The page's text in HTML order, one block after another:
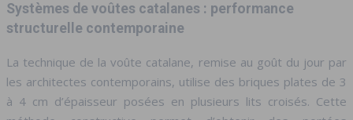
Systèmes de voûtes catalanes : performance
structurelle contemporaine
La technique de la voûte catalane, remise au goût du jour par
les architectes contemporains, utilise des briques plates de 3
à 4 cm d’épaisseur posées en plusieurs lits croisés. Cette